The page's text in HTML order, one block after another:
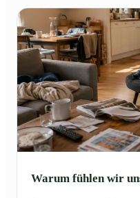
Warum fühlen wir